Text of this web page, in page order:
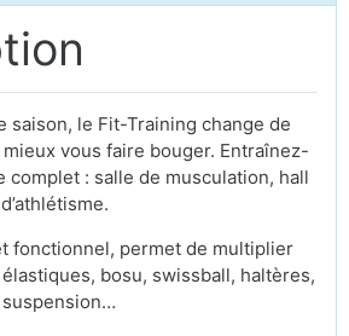
saison, le Fit-Training change de
vous faire bouger. Entraînez-
complet : salle de musculation, hall
fonctionnel, permet de multiplier
bosu, swissball, haltères,